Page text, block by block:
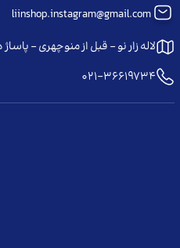
liinshop.instagram@gmail.com
لاله زار نو - قبل از منوچهری -
021-36619734